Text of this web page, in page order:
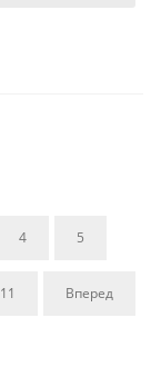
4 5
11 Вперед